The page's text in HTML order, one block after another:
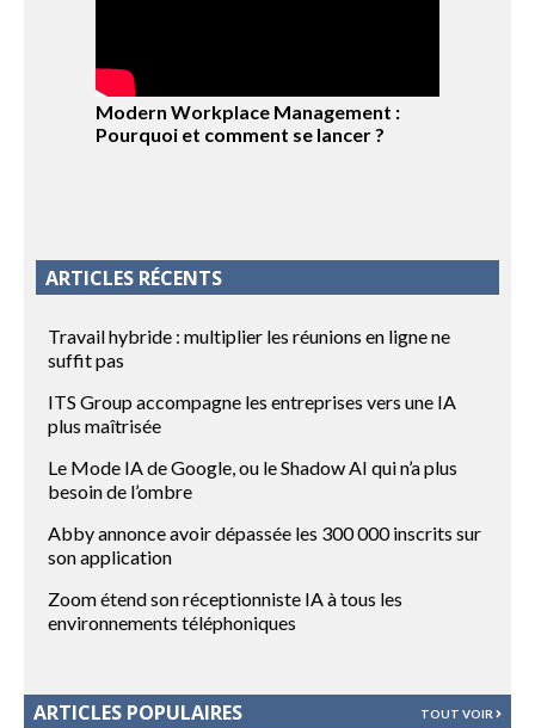
Modern Workplace Management :
Pourquoi et comment se lancer ?
ARTICLES RÉCENTS
Travail hybride : multiplier les réunions en ligne ne
suffit pas
ITS Group accompagne les entreprises vers une IA
plus maîtrisée
Le Mode IA de Google, ou le Shadow AI qui n’a plus
besoin de l’ombre
Abby annonce avoir dépassée les 300 000 inscrits sur
son application
Zoom étend son réceptionniste IA à tous les
environnements téléphoniques
ARTICLES POPULAIRES TOUT VOIR